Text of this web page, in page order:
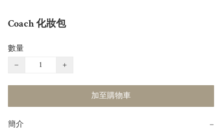
Coach 化妝包
數量
−
+
加至購物車
簡介 −